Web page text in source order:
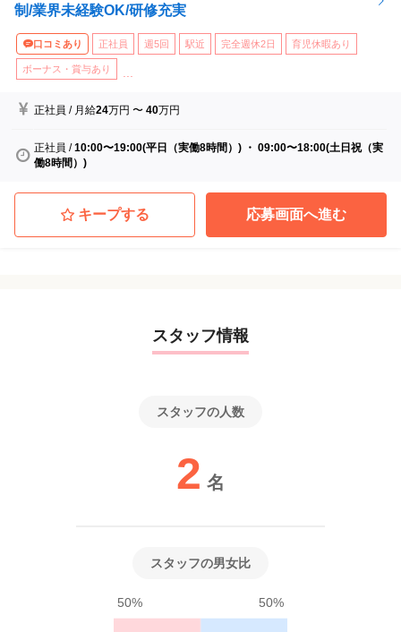
制/業界未経験OK/研修充実
口コミあり 正社員 週5回 駅近 完全週休2日 育児休暇あり
ボーナス・賞与あり
正社員 / 月給24万円 〜40万円
正社員 /10:00〜19:00(平日（実働8時間）) ・ 09:00〜18:00(土日祝（実
働8時間）)
キープする 応募画面へ進む
スタッフ情報
スタッフの人数
2 名
スタッフの男女比
50% 50%